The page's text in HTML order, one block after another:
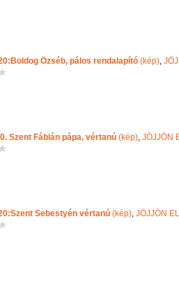
Özséb, pálos rendalapító(kép),
Szent Fábián pápa, vértanú(kép), JÖJJÖN
Sebestyén vértanú(kép), JÖJJÖN